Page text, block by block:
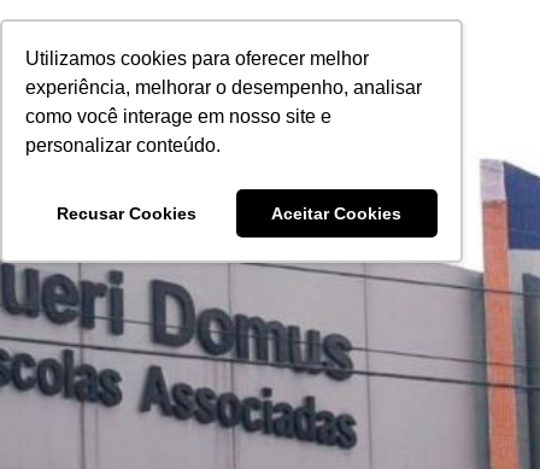
Utilizamos cookies para oferecer melhor
experiência, melhorar o desempenho, analisar
como você interage em nosso site e
personalizar conteúdo.
Recusar Cookies Aceitar Cookies
conteúdo